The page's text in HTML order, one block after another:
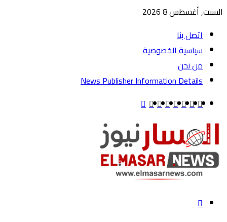
السبت, أغسطس 8 2026
اتصل بنا
سياسية الخصوصية
من نحن
News Publisher Information Details
واتساب
TikTok
تيلقرام
‏Google
يوتيوب
تويترفيسبوك
القائمة
بحث